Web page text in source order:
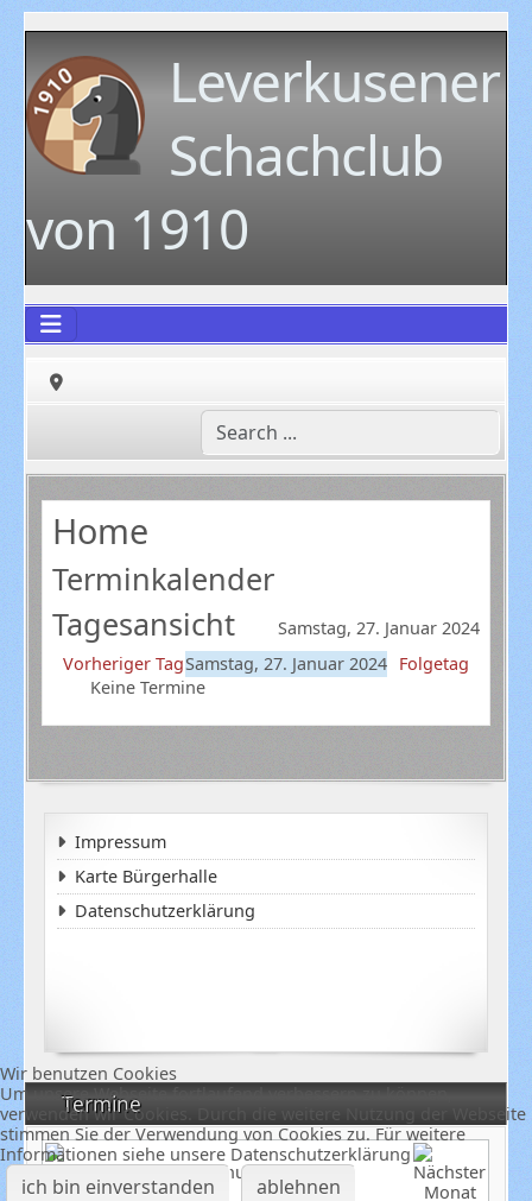
Leverkusener
Schachclub
von 1910
Termine
Januar 2024
Home
Terminkalender
Tagesansicht
Samstag, 27. Januar 2024
Vorheriger TagSamstag, 27. Januar 2024 Folgetag
Keine Termine
Impressum
Karte Bürgerhalle
Datenschutzerklärung
Wir benutzen Cookies
Um unsere Webseite fortlaufend verbessern zu können,
verwenden wir Cookies. Durch die weitere Nutzung der Webseite
stimmen Sie der Verwendung von Cookies zu. Für weitere
Informationen siehe unsere Datenschutzerklärung
ich bin einverstanden ablehnen